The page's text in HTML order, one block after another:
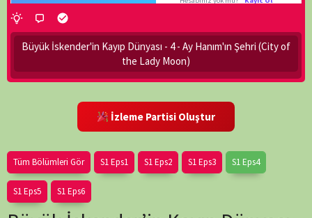
Premium Üyelere
Özeldir.
tıklayınız!
Büyük İskender'in Kayıp Dünyası - 4 - Ay Hanım'ın Şehri (City of
the Lady Moon)
İzleme Partisi Oluştur
Tüm Bölümleri Gör S1 Eps1 S1 Eps2 S1 Eps3 S1 Eps4
S1 Eps5 S1 Eps6